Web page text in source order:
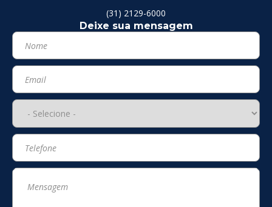
(31) 2129-6000
Deixe sua mensagem